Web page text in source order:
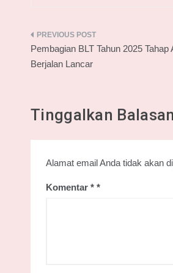
Navigasi
pos
Pembagian BLT Tahun 2025
Berjalan Lancar
Tinggalkan Balasan
Alamat email Anda tidak akan
Komentar *